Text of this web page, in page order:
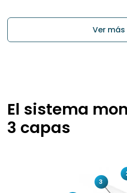
Ver más
El sistema
3 capas
3